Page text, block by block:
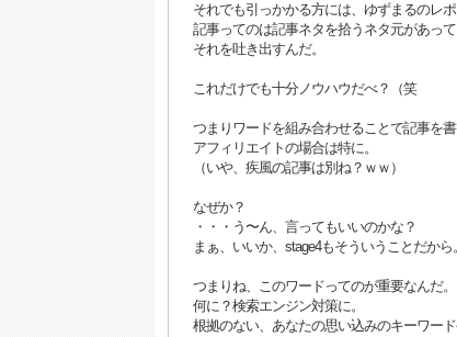
それでも引っかかる方には、ゆずまるのレポ
記事ってのは記事ネタを拾うネタ元があって
それを吐き出すんだ。
これだけでも十分ノウハウだべ？（笑
つまりワードを組み合わせることで記事を書
アフィリエイトの場合は特に。
（いや、疾風の記事は別ね？ｗｗ）
なぜか？
・・・う〜ん、言ってもいいのかな？
まぁ、いいか、stage4もそういうことだから。
つまりね、このワードってのが重要なんだ。
何に？検索エンジン対策に。
根拠のない、あなたの思い込みのキーワード